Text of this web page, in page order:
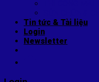
Tin tức & Tài liệu
Login
Newsletter